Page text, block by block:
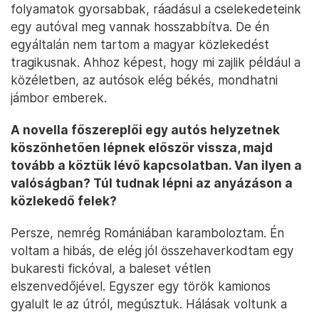
folyamatok gyorsabbak, ráadásul a cselekedeteink
egy autóval meg vannak hosszabbítva. De én
egyáltalán nem tartom a magyar közlekedést
tragikusnak. Ahhoz képest, hogy mi zajlik például a
közéletben, az autósok elég békés, mondhatni
jámbor emberek.
A novella főszereplői egy autós helyzetnek
köszönhetően lépnek először vissza, majd
tovább a köztük lévő kapcsolatban. Van ilyen a
valóságban? Túl tudnak lépni az anyázáson a
közlekedő felek?
Persze, nemrég Romániában karamboloztam. Én
voltam a hibás, de elég jól összehaverkodtam egy
bukaresti fickóval, a baleset vétlen
elszenvedőjével. Egyszer egy török kamionos
gyalult le az útról, megúsztuk. Hálásak voltunk a